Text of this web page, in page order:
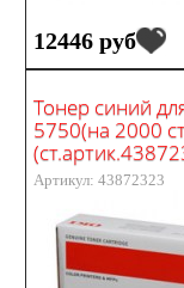
12446 руб
Тонер синий
5750(на 2000
Артикул: 43872323